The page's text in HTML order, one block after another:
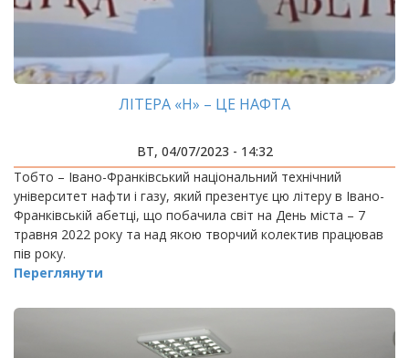
ЛІТЕРА «Н» – ЦЕ НАФТА
ВТ, 04/07/2023 - 14:32
Тобто – Івано-Франківський національний технічний
університет нафти і газу, який презентує цю літеру в Івано-
Франківській абетці, що побачила світ на День міста – 7
травня 2022 року та над якою творчий колектив працював
пів року.
Переглянути